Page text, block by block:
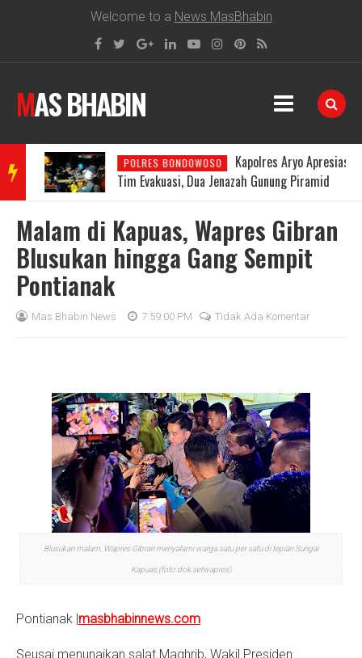
Welcome to a News MasBhabin
MAS BHABIN
BRE
AKIN
POLRES BONDOWOSO
Kapolres Aryo Apresiasi
Tim Evakuasi, Dua Jenazah Gunung Piramid
Malam di Kapuas, Wapres Gibran
Blusukan hingga Gang Sempit
Pontianak
Mas Bhabin News 7:59:00 PM Tidak Ada Komentar
Blusukan malam, Wapres Gibran menyalami warga satu per satu di tepian Sungai
Kapuas.(foto:dok.setwapres)
Pontianak |masbhabinnews.com
Seusai menunaikan salat Maghrib, Wakil Presiden